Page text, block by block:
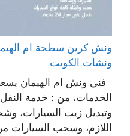
ونشات الكويت
فني ونش ام الهيمان
الخدمات، من : خدمة النقل
وتبديل زيت السيارات،
اللازم، وسحب السيارات